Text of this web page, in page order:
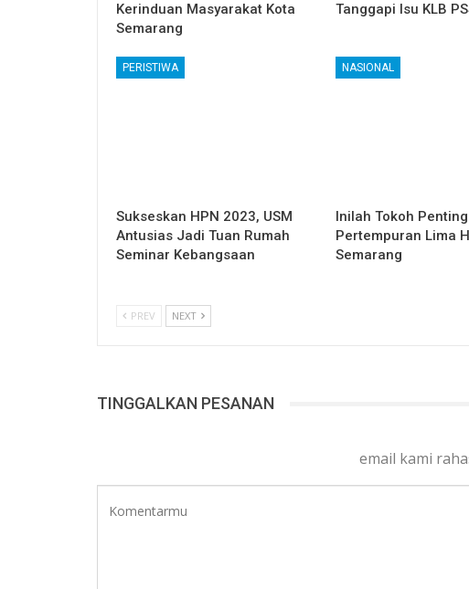
Kerinduan Masyarakat Kota
Semarang
Tanggapi Isu KLB
PERISTIWA
Sukseskan HPN 2023, USM
Antusias Jadi Tuan Rumah
Seminar Kebangsaan
NASIONAL
Inilah Tokoh
Pertempuran Lima
Semarang
PREV NEXT
TINGGALKAN PESANAN
email kami